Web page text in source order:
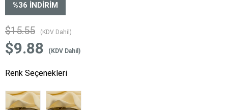
%36 İNDIRIM
$15.55 (KDV Dahil)
$9.88 (KDV Dahil)
Renk Seçenekleri